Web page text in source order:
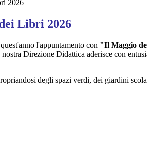
2026
Libri 2026
l'appuntamento con "Il Maggio
Direzione Didattica aderisce con
degli spazi verdi, dei giardini